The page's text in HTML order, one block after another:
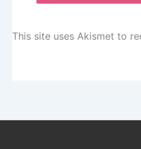
This site uses Akismet to